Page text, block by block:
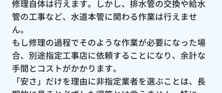
修理自体は行えます。しかし、排水管の交換や給水
管の工事など、水道本管に関わる作業は行えませ
ん。
もし修理の過程でそのような作業が必要になった場
合、別途指定工事店に依頼することになり、余計な
手間とコストがかかります。
「安さ」だけを理由に非指定業者を選ぶことは、長